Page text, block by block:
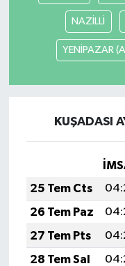
NAZİLLİ
YENİPAZAR
KUŞADASI
25 Tem Cts
26 Tem Paz
27 Tem Pts
28 Tem Sal